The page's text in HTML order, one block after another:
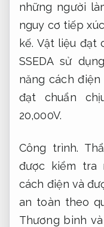
những người
nguy cơ tiếp
kế. Vật liệu đạt
SSEDA sử
năng cách
đạt chuẩn
20,000V.
Công trình.
được kiểm tra
cách điện và
an toàn theo
Thương binh và